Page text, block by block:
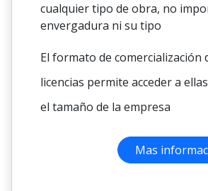
cualquier tipo de obra, no
envergadura ni su tipo
El formato de comercialización
licencias permite acceder a
el tamaño de la empresa
Mas